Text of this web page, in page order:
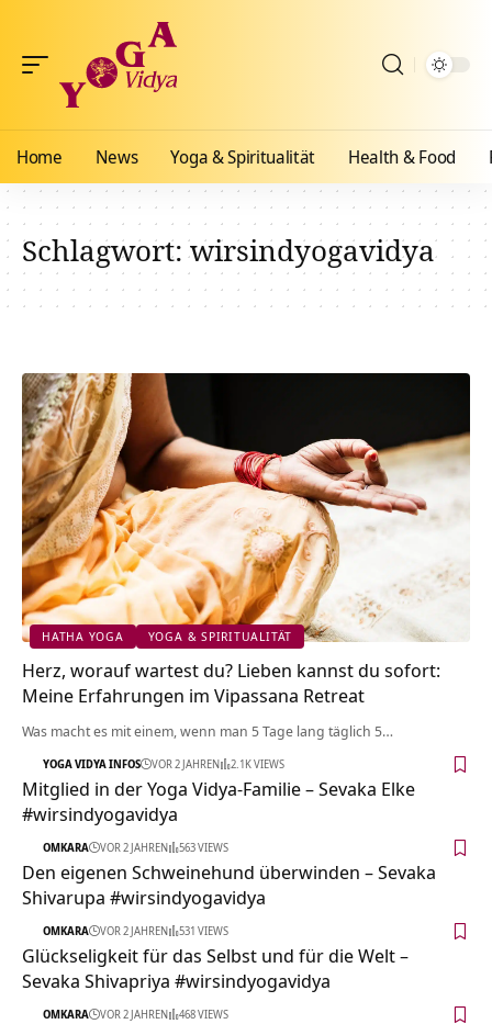
Home News Yoga & Spiritualität Health & Food
Schlagwort:wirsindyogavidya
HATHA YOGA YOGA & SPIRITUALITÄT
Herz, worauf wartest du? Lieben kannst du sofort:
Meine Erfahrungen im Vipassana Retreat
Was macht es mit einem, wenn man 5 Tage lang täglich 5…
YOGA VIDYA INFOS VOR 2 JAHREN 2.1K VIEWS
Mitglied in der Yoga Vidya-Familie – Sevaka Elke
#wirsindyogavidya
OMKARA VOR 2 JAHREN 563 VIEWS
Den eigenen Schweinehund überwinden – Sevaka
Shivarupa #wirsindyogavidya
OMKARA VOR 2 JAHREN 531 VIEWS
Glückseligkeit für das Selbst und für die Welt –
Sevaka Shivapriya #wirsindyogavidya
OMKARA VOR 2 JAHREN 468 VIEWS